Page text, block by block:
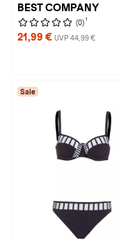
BEST COMPANY
(0) 1
21,99 € UVP 44,99 €
Sale